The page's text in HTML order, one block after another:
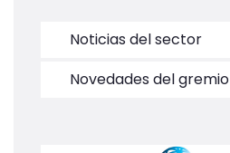
Noticias del sector
Novedades del gremio